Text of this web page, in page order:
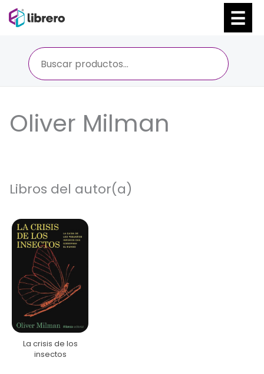
Oliver Milman
Libros del autor(a)
La crisis de los
insectos